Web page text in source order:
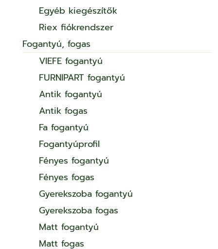
Egyéb kiegészítők
Riex fiókrendszer
Fogantyú, fogas
VIEFE fogantyú
FURNIPART fogantyú
Antik fogantyú
Antik fogas
Fa fogantyú
Fogantyúprofil
Fényes fogantyú
Fényes fogas
Gyerekszoba fogantyú
Gyerekszoba fogas
Matt fogantyú
Matt fogas